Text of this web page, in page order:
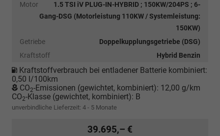
Motor
1.5 TSI iV PLUG-IN-HYBRID ; 150KW/204PS ; 6-
Gang-DSG (Motorleistung 110KW / Systemleistung:
150KW)
Getriebe
Doppelkupplungsgetriebe (DSG)
Kraftstoff
Hybrid Benzin
Kraftstoffverbrauch bei entladener Batterie kombiniert:
0,50 l/100km
CO2-Emissionen (gewichtet, kombiniert): 12,00 g/km
CO2-Klasse (gewichtet, kombiniert): B
unverbindliche Lieferzeit: 4 - 5 Monate
39.695,– €